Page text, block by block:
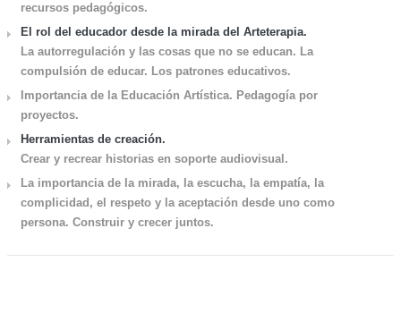
recursos pedagógicos.
El rol del educador desde la mirada del Arteterapia.
La autorregulación y las cosas que no se educan. La
compulsión de educar. Los patrones educativos.
Importancia de la Educación Artística. Pedagogía por
proyectos.
Herramientas de creación.
Crear y recrear historias en soporte audiovisual.
La importancia de la mirada, la escucha, la empatía, la
complicidad, el respeto y la aceptación desde uno como
persona. Construir y crecer juntos.